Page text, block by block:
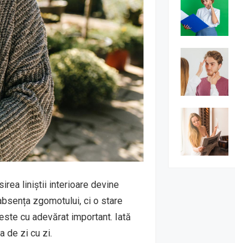
liniștii interioare devine
zgomotului, ci o stare
cu adevărat important. Iată
de zi cu zi.